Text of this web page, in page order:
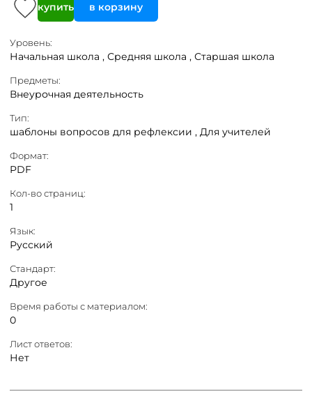
купить в корзину
Уровень:
Начальная школа , Средняя школа , Старшая школа
Предметы:
Внеурочная деятельность
Тип:
шаблоны вопросов для рефлексии , Для учителей
Формат:
PDF
Кол-во страниц:
1
Язык:
Русский
Стандарт:
Другое
Время работы с материалом:
0
Лист ответов:
Нет